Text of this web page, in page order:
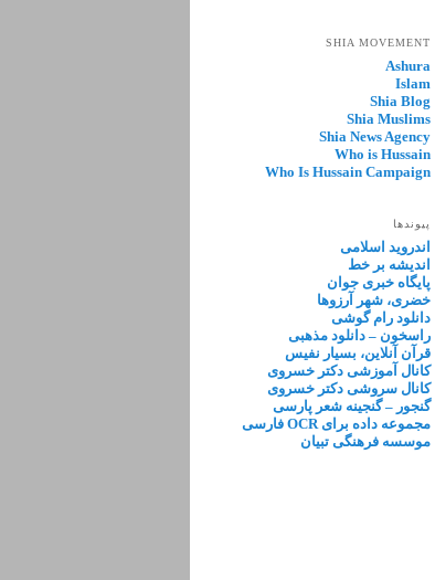
SHIA MOVEMENT
Ashura
Islam
Shia Blog
Shia Muslims
Shia News Agency
Who is Hussain
Who Is Hussain Campaign
پیوندها
اندروید اسلامی
اندیشه بر خط
پایگاه خبری جوان
خضری، شهر آرزوها
دانلود رام گوشی
راسخون – دانلود مذهبی
قرآن آنلاین، بسیار نفیس
کانال آموزشی دکتر خسروی
کانال سروشی دکتر خسروی
گنجور – گنجینه شعر پارسی
مجموعه داده برای OCR فارسی
موسسه فرهنگی تبیان